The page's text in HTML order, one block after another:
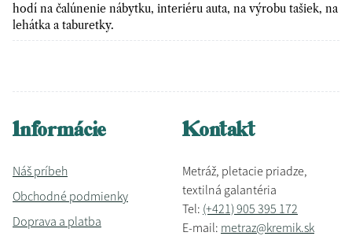
hodí na čalúnenie nábytku, interiéru auta, na výrobu tašiek, na
lehátka a taburetky.
Informácie
Náš príbeh
Obchodné podmienky
Doprava a platba
Kontakt
Metráž, pletacie priadze,
textilná galantéria
Tel: (+421) 905 395 172
E-mail: metraz@kremik.sk